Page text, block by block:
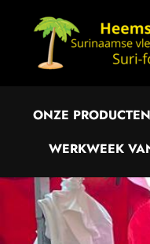
ONZE PRODUCTEN
WERKWEEK